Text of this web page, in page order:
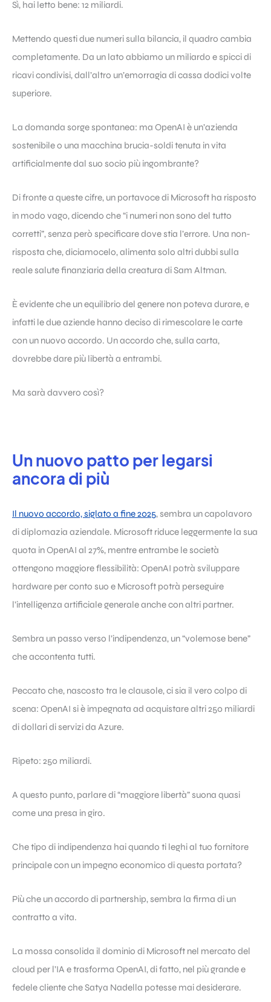
Sì, hai letto bene: 12 miliardi.
Mettendo questi due numeri sulla bilancia, il quadro cambia
completamente. Da un lato abbiamo un miliardo e spicci di
ricavi condivisi, dall’altro un’emorragia di cassa dodici volte
superiore.
La domanda sorge spontanea: ma OpenAI è un’azienda
sostenibile o una macchina brucia-soldi tenuta in vita
artificialmente dal suo socio più ingombrante?
Di fronte a queste cifre, un portavoce di Microsoft ha risposto
in modo vago, dicendo che “i numeri non sono del tutto
corretti”, senza però specificare dove stia l’errore. Una non-
risposta che, diciamocelo, alimenta solo altri dubbi sulla
reale salute finanziaria della creatura di Sam Altman.
È evidente che un equilibrio del genere non poteva durare, e
infatti le due aziende hanno deciso di rimescolare le carte
con un nuovo accordo. Un accordo che, sulla carta,
dovrebbe dare più libertà a entrambi.
Ma sarà davvero così?
Un nuovo patto per legarsi
ancora di più
Il nuovo accordo, siglato a fine 2025, sembra un capolavoro
di diplomazia aziendale. Microsoft riduce leggermente la sua
quota in OpenAI al 27%, mentre entrambe le società
ottengono maggiore flessibilità: OpenAI potrà sviluppare
hardware per conto suo e Microsoft potrà perseguire
l’intelligenza artificiale generale anche con altri partner.
Sembra un passo verso l’indipendenza, un “volemose bene”
che accontenta tutti.
Peccato che, nascosto tra le clausole, ci sia il vero colpo di
scena: OpenAI si è impegnata ad acquistare altri 250 miliardi
di dollari di servizi da Azure.
Ripeto: 250 miliardi.
A questo punto, parlare di “maggiore libertà” suona quasi
come una presa in giro.
Che tipo di indipendenza hai quando ti leghi al tuo fornitore
principale con un impegno economico di questa portata?
Più che un accordo di partnership, sembra la firma di un
contratto a vita.
La mossa consolida il dominio di Microsoft nel mercato del
cloud per l’IA e trasforma OpenAI, di fatto, nel più grande e
fedele cliente che Satya Nadella potesse mai desiderare.